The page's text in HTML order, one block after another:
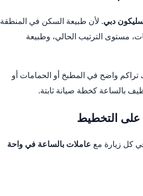
دبي. لأن طبيعة السكن في المنطقة
مستوى الترتيب الحالي، وطبيعة
تكفي غالبًا 2–3 ساعات. أما إذا كان هناك تراكم واضح في المطبخ أو الحمامات أو
بالساعة كخطة صيانة ثابتة.
على التخطيط
كل زيارة مع عاملات بالساعة في واحة